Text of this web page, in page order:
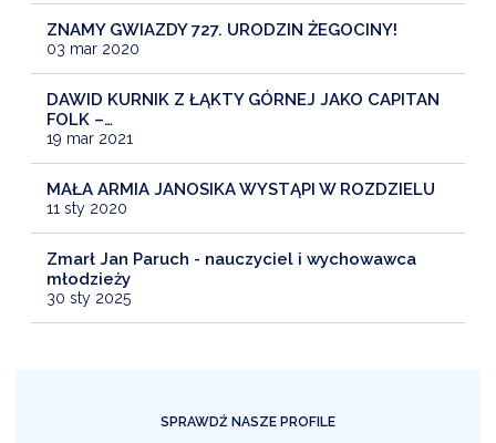
ZNAMY GWIAZDY 727. URODZIN ŻEGOCINY!
03 mar 2020
DAWID KURNIK Z ŁĄKTY GÓRNEJ JAKO CAPITAN
FOLK –…
19 mar 2021
MAŁA ARMIA JANOSIKA WYSTĄPI W ROZDZIELU
11 sty 2020
Zmarł Jan Paruch - nauczyciel i wychowawca
młodzieży
30 sty 2025
SPRAWDŹ NASZE PROFILE